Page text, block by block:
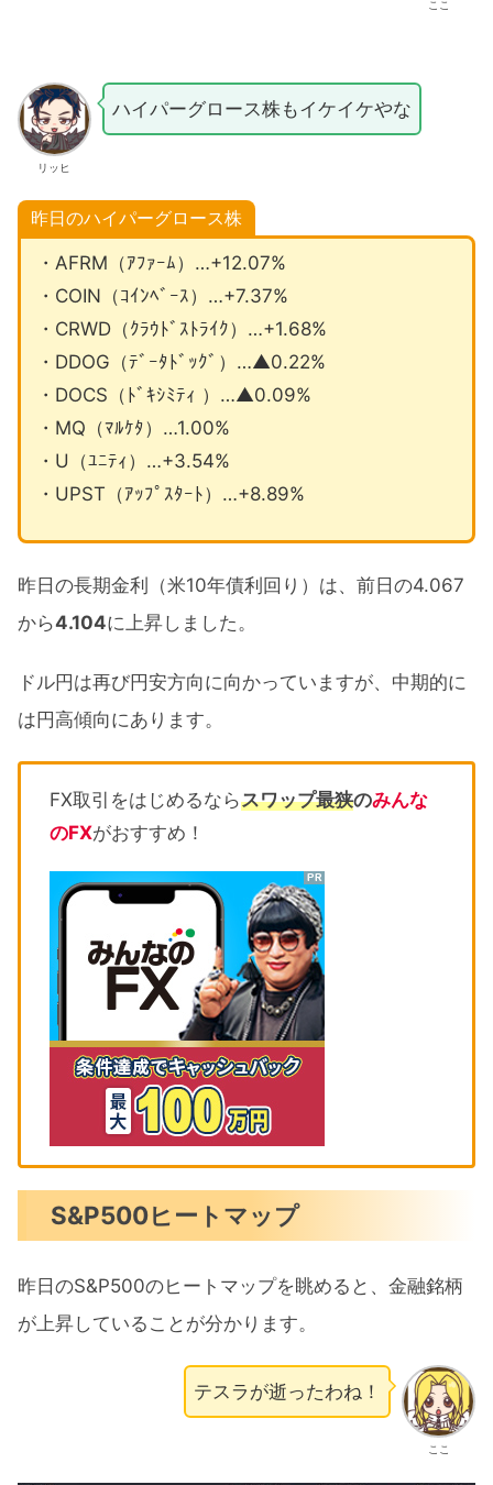
ここ
リッヒ
ハイパーグロース株もイケイケやな
昨日のハイパーグロース株
・AFRM（ｱﾌｧｰﾑ）…+12.07%
・COIN（ｺｲﾝﾍﾞｰｽ）…+7.37%
・CRWD（ｸﾗｳﾄﾞｽﾄﾗｲｸ）…+1.68%
・DDOG（ﾃﾞｰﾀﾄﾞｯｸﾞ）…▲0.22%
・DOCS（ﾄﾞｷｼﾐﾃｨ ）…▲0.09%
・MQ（ﾏﾙｹﾀ）…1.00%
・U（ﾕﾆﾃｨ）…+3.54%
・UPST（ｱｯﾌﾟｽﾀｰﾄ）…+8.89%
昨日の長期金利（米10年債利回り）は、前日の4.067
から4.104に上昇しました。
ドル円は再び円安方向に向かっていますが、中期的に
は円高傾向にあります。
FX取引をはじめるならスワップ最狭のみんな
のFXがおすすめ！
S&P500ヒートマップ
昨日のS&P500のヒートマップを眺めると、金融銘柄
が上昇していることが分かります。
ここ
テスラが逝ったわね！